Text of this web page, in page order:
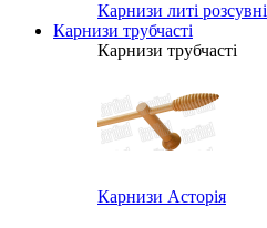
Карнизи литі розсувні
Карнизи трубчасті
Карнизи трубчасті
Карнизи Асторія